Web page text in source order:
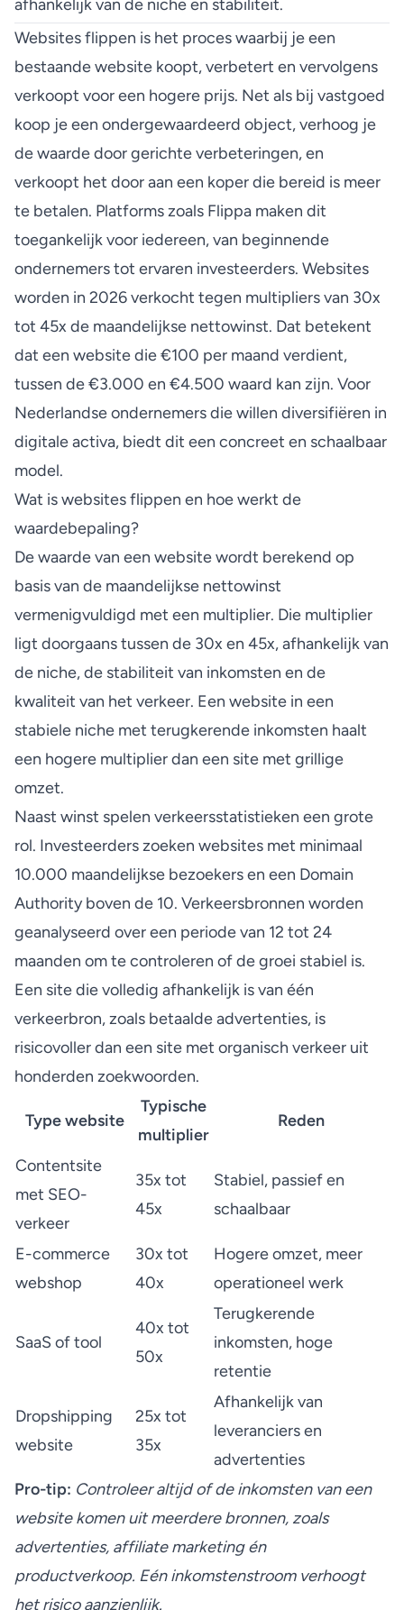
afhankelijk van de niche en stabiliteit.
Websites flippen is het proces waarbij je een
bestaande website koopt, verbetert en vervolgens
verkoopt voor een hogere prijs. Net als bij vastgoed
koop je een ondergewaardeerd object, verhoog je
de waarde door gerichte verbeteringen, en
verkoopt het door aan een koper die bereid is meer
te betalen. Platforms zoals Flippa maken dit
toegankelijk voor iedereen, van beginnende
ondernemers tot ervaren investeerders. Websites
worden in 2026verkocht tegen multipliersvan 30x
tot 45x de maandelijkse nettowinst. Dat betekent
dat een website die €100 per maand verdient,
tussen de €3.000 en €4.500 waard kan zijn. Voor
Nederlandse ondernemers die willen diversifiëren in
digitale activa, biedt dit een concreet en schaalbaar
model.
Wat is websites flippen en hoe werkt de
waardebepaling?
De waarde van een website wordt berekend op
basis van de maandelijkse nettowinst
vermenigvuldigd met een multiplier. Die multiplier
ligt doorgaans tussen de 30x en 45x, afhankelijk van
de niche, de stabiliteit van inkomsten en de
kwaliteit van het verkeer. Een website in een
stabiele niche met terugkerende inkomsten haalt
een hogere multiplier dan een site met grillige
omzet.
Naast winst spelen verkeersstatistieken een grote
rol. Investeerders zoeken websites met minimaal
10.000 maandelijkse bezoekersen een Domain
Authority boven de 10. Verkeersbronnen worden
geanalyseerd over een periode van 12 tot 24
maanden om te controleren of de groei stabiel is.
Een site die volledig afhankelijk is van één
verkeerbron, zoals betaalde advertenties, is
risicovoller dan een site met organisch verkeer uit
honderden zoekwoorden.
Type website
Typische
multiplier
Reden
Contentsite
met SEO-
verkeer
35x tot
45x
Stabiel, passief en
schaalbaar
E-commerce
webshop
30x tot
40x
Hogere omzet, meer
operationeel werk
SaaS of tool
40x tot
50x
Terugkerende
inkomsten, hoge
retentie
Dropshipping
website
25x tot
35x
Afhankelijk van
leveranciers en
advertenties
Pro-tip: Controleer altijd of de inkomsten van een
website komen uit meerdere bronnen, zoals
advertenties, affiliate marketing én
productverkoop. Eén inkomstenstroom verhoogt
het risico aanzienlijk.